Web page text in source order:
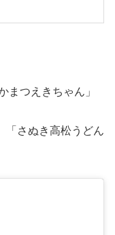
まつえきちゃん」
「さぬき高松うどん